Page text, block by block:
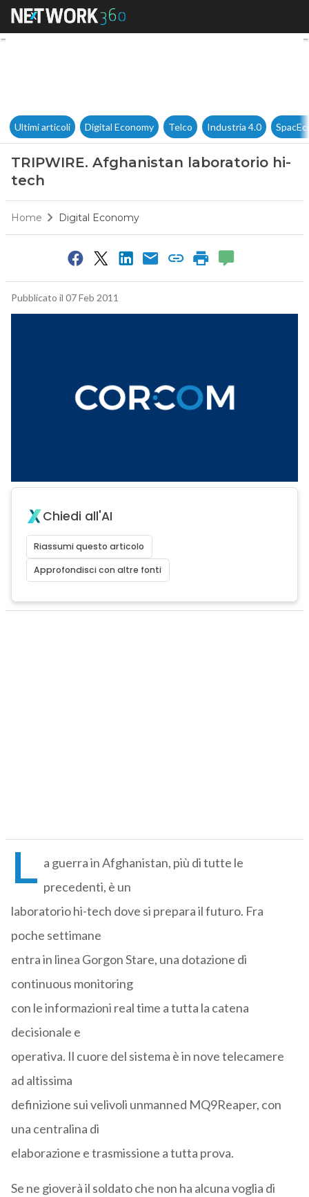
TRIPWIRE. Afghanistan
Ultimi articoli Digital Economy Telco Industria 4.0
TRIPWIRE. Afghanistan laboratorio hi-
tech
Home Digital Economy
Pubblicato il 07 Feb 2011
Chiedi all'AI
Riassumi questo articolo
Approfondisci con altre fonti
L a guerra in Afghanistan, più di tutte le
precedenti, è un
laboratorio hi-tech dove si prepara il futuro. Fra
poche settimane
entra in linea Gorgon Stare, una dotazione di
continuous monitoring
con le informazioni real time a tutta la catena
decisionale e
operativa. Il cuore del sistema è in nove telecamere
ad altissima
definizione sui velivoli unmanned MQ9Reaper, con
una centralina di
elaborazione e trasmissione a tutta prova.
Se ne gioverà il soldato che non ha alcuna voglia di